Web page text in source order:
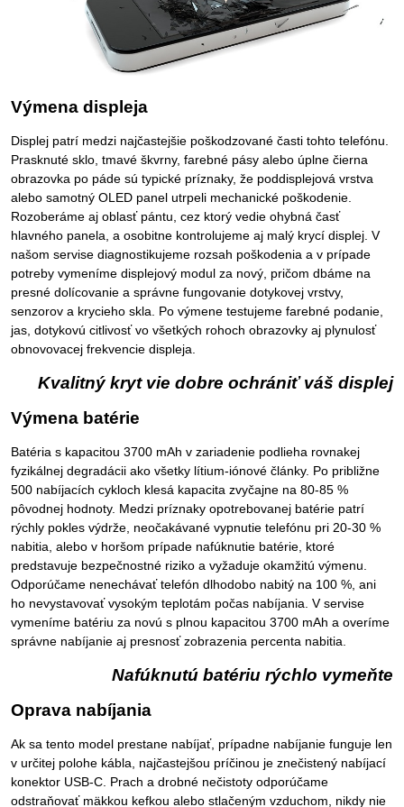
Výmena displeja
Displej patrí medzi najčastejšie poškodzované časti tohto telefónu.
Prasknuté sklo, tmavé škvrny, farebné pásy alebo úplne čierna
obrazovka po páde sú typické príznaky, že poddisplejová vrstva
alebo samotný OLED panel utrpeli mechanické poškodenie.
Rozoberáme aj oblasť pántu, cez ktorý vedie ohybná časť
hlavného panela, a osobitne kontrolujeme aj malý krycí displej. V
našom servise diagnostikujeme rozsah poškodenia a v prípade
potreby vymeníme displejový modul za nový, pričom dbáme na
presné dolícovanie a správne fungovanie dotykovej vrstvy,
senzorov a krycieho skla. Po výmene testujeme farebné podanie,
jas, dotykovú citlivosť vo všetkých rohoch obrazovky aj plynulosť
obnovovacej frekvencie displeja.
Kvalitný kryt vie dobre ochrániť váš displej
Výmena batérie
Batéria s kapacitou 3700 mAh v zariadenie podlieha rovnakej
fyzikálnej degradácii ako všetky lítium-iónové články. Po približne
500 nabíjacích cykloch klesá kapacita zvyčajne na 80-85 %
pôvodnej hodnoty. Medzi príznaky opotrebovanej batérie patrí
rýchly pokles výdrže, neočakávané vypnutie telefónu pri 20-30 %
nabitia, alebo v horšom prípade nafúknutie batérie, ktoré
predstavuje bezpečnostné riziko a vyžaduje okamžitú výmenu.
Odporúčame nenechávať telefón dlhodobo nabitý na 100 %, ani
ho nevystavovať vysokým teplotám počas nabíjania. V servise
vymeníme batériu za novú s plnou kapacitou 3700 mAh a overíme
správne nabíjanie aj presnosť zobrazenia percenta nabitia.
Nafúknutú batériu rýchlo vymeňte
Oprava nabíjania
Ak sa tento model prestane nabíjať, prípadne nabíjanie funguje len
v určitej polohe kábla, najčastejšou príčinou je znečistený nabíjací
konektor USB-C. Prach a drobné nečistoty odporúčame
odstraňovať mäkkou kefkou alebo stlačeným vzduchom, nikdy nie